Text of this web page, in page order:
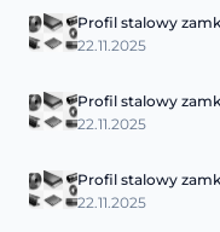
Profil stalowy
22.11.2025
Profil stalowy
22.11.2025
Profil stalowy
22.11.2025